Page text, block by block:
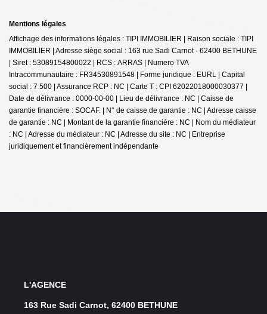
Mentions légales
Affichage des informations légales : TIPI IMMOBILIER | Raison sociale : TIPI
IMMOBILIER | Adresse siège social : 163 rue Sadi Carnot - 62400 BETHUNE
| Siret : 53089154800022 | RCS : ARRAS | Numero TVA
Intracommunautaire : FR34530891548 | Forme juridique : EURL | Capital
social : 7 500 | Assurance RCP : NC | Carte T : CPI 62022018000030377 |
Date de délivrance : 0000-00-00 | Lieu de délivrance : NC | Caisse de
garantie financière : SOCAF. | N° de caisse de garantie : NC | Adresse caisse
de garantie : NC | Montant de la garantie financière : NC | Nom du médiateur
: NC | Adresse du médiateur : NC | Adresse du site : NC | Entreprise
juridiquement et financièrement indépendante
L'AGENCE
163 Rue Sadi Carnot, 62400 BETHUNE